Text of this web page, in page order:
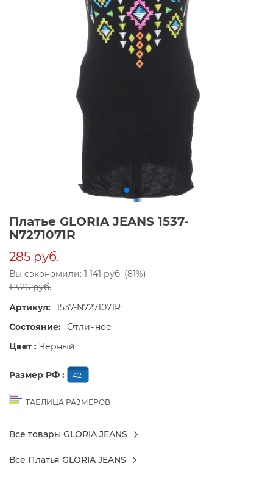
Платье GLORIA JEANS 1537-
N7271071R
285 руб.
Вы сэкономили: 1 141 руб. (81%)
1 426 руб.
Артикул: 1537-N7271071R
Состояние: Отличное
Цвет : Черный
Размер РФ : 42
ТАБЛИЦА РАЗМЕРОВ
Все товары GLORIA JEANS
Все Платья GLORIA JEANS